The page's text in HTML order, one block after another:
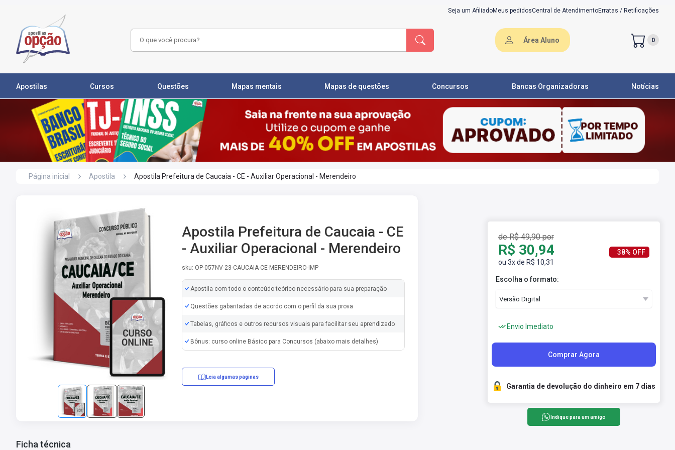
Seja um AfiliadoMeus pedidosCentral de AtendimentoErratas / Retificações
Área Aluno 0
Apostilas Cursos Questões Mapas mentais Mapas de questões Concursos Bancas Organizadoras Notícias
Página inicial Apostila Apostila Prefeitura de Caucaia - CE - Auxiliar Operacional - Merendeiro
Apostila Prefeitura de Caucaia - CE
- Auxiliar Operacional - Merendeiro
sku: OP-057NV-23-CAUCAIA-CE-MERENDEIRO-IMP
Apostila com todo o conteúdo teórico necessário para sua preparação
Questões gabaritadas de acordo com o perfil da sua prova
Tabelas, gráficos e outros recursos visuais para facilitar seu aprendizado
Bônus: curso online Básico para Concursos (abaixo mais detalhes)
Leia algumas páginas
Ficha técnica
de R$ 49,90 por
R$ 30,94
ou 3x de R$ 10,31
38% OFF
Escolha o formato:
Envio Imediato
Comprar Agora
Garantia de devolução do dinheiro em 7 dias
Indique para um amigo